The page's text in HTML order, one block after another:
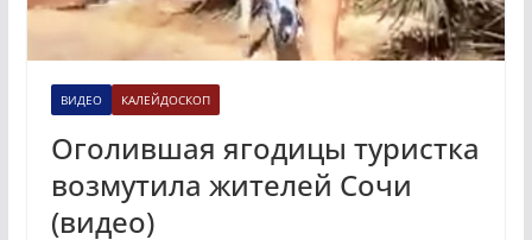
ВИДЕО КАЛЕЙДОСКОП
Оголившая ягодицы туристка
возмутила жителей Сочи
(видео)